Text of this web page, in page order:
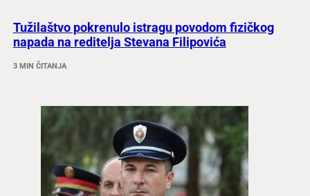
Tužilaštvo pokrenulo istragu povodom fizičkog
napada na reditelja Stevana Filipovića
3 MIN ČITANJA